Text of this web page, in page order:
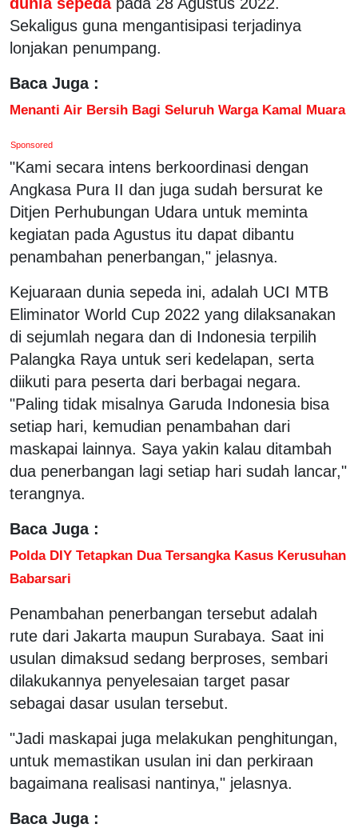
Sekaligus guna mengantisipasi terjadinya
lonjakan penumpang.
Baca Juga :
Menanti Air Bersih Bagi Seluruh Warga Kamal Muara
Sponsored
"Kami secara intens berkoordinasi dengan
Angkasa Pura II dan juga sudah bersurat ke
Ditjen Perhubungan Udara untuk meminta
kegiatan pada Agustus itu dapat dibantu
penambahan penerbangan," jelasnya.
Kejuaraan dunia sepeda ini, adalah UCI MTB
Eliminator World Cup 2022 yang dilaksanakan
di sejumlah negara dan di Indonesia terpilih
Palangka Raya untuk seri kedelapan, serta
diikuti para peserta dari berbagai negara.
"Paling tidak misalnya Garuda Indonesia bisa
setiap hari, kemudian penambahan dari
maskapai lainnya. Saya yakin kalau ditambah
dua penerbangan lagi setiap hari sudah lancar,"
terangnya.
Baca Juga :
Polda DIY Tetapkan Dua Tersangka Kasus Kerusuhan
Babarsari
Penambahan penerbangan tersebut adalah
rute dari Jakarta maupun Surabaya. Saat ini
usulan dimaksud sedang berproses, sembari
dilakukannya penyelesaian target pasar
sebagai dasar usulan tersebut.
"Jadi maskapai juga melakukan penghitungan,
untuk memastikan usulan ini dan perkiraan
bagaimana realisasi nantinya," jelasnya.
Baca Juga :